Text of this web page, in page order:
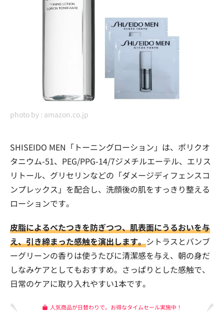
photo by : amazon.co.jp
SHISEIDO MEN「トーニングローション」は、ポリクオ
タニウム-51、PEG/PPG-14/7ジメチルエーテル、エリス
リトール、グリセリンなどの「ダメージディフェンスコ
ンプレックス」を配合し、洗顔後の肌をすっきり整える
ローションです。
皮脂によるべたつきを防ぎつつ、肌表面にうるおいを与
え、引き締まった感触を演出します。シトラスとバンブ
ーグリーンの香りは使うたびに清潔感を与え、朝の身だ
しなみケアとしてもおすすめ。さっぱりとした感触で、
日常のケアに取り入れやすい1本です。
人気商品が日替わりで。お得なタイムセール実施中！